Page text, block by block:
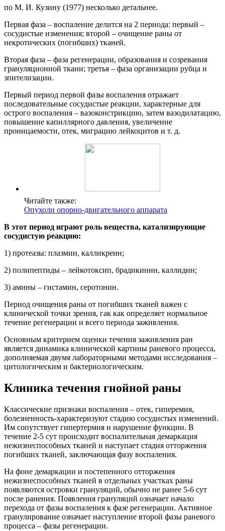
по М. И. Кузину (1977) несколько детальнее.
Первая фаза – воспаление делится на 2 периода: первый –
сосудистые изменения; второй – очищение раны от
некротических (погибших) тканей.
Вторая фаза – фаза регенерации, образования и созревания
грануляционной ткани; третья – фаза организации рубца и
зпителизации.
Первый период первой фазы воспаления отражает
последовательные сосудистые реакции, характерные для
острого воспаления – вазоконстрикцию, затем вазодилатацию,
повышение капиллярного давления, увеличение
проницаемости, отек, миграцию лейкоцитов и т. д.
Читайте также:
Опухоли опорно-двигательного аппарата
В этот период играют роль вещества, катализирующие
сосудистую реакцию:
1) протеазы: плазмин, калликреин;
2) полипептиды – лейкотоксип, брадикинин, каллидин;
3) амины – гистамин, серотонин.
Период очищения раны от погибших тканей важен с
клинической точки зрения, гак как определяет нормальное
течение регенерации и всего периода заживления.
Основным критерием оценки течения заживления ран
является динамика клинической картины раневого процесса,
дополняемая двумя лабораторными методами исследования –
цитологическим и бактериологическим.
Клиника течения гнойной раны
Классические признаки воспаления – отек, гиперемия,
болезненность-характеризуют стадию сосудистых изменений.
Им сопутствует гипертермия и нарушение функции. В
течение 2-5 сут происходит воспалительная демаркация
нежизнеспособных тканей и наступает стадия отторжения
погибших тканей, заключающая фазу воспаления.
На фоне демаркации и постепенного отторжения
нежизнеспособных тканей в отдельных участках раны
появляются островки грануляций, обычно не ранее 5-6 сут
после ранения. Появления грануляций означает начало
перехода от фазы воспаления к фазе регенерации. Активное
гранулирование означает наступление второй фазы раневого
процесса – фазы регенерации.